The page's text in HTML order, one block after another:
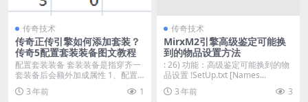
传奇技术
传奇正传引擎如何添加套装？
传奇5配置套装装备图文教程
配置套装装备 套装装备是指穿齐一
套装备后会额外加成属性 1、配置
道具的配置表为I...
3 年前 1
传奇技术
MirxM2引擎高级鉴定可能换
到的物品设置方法
: 26) 功能：高级鉴定可能换到的物
品设置 !SetUp.txt [Names...
3 年前
3